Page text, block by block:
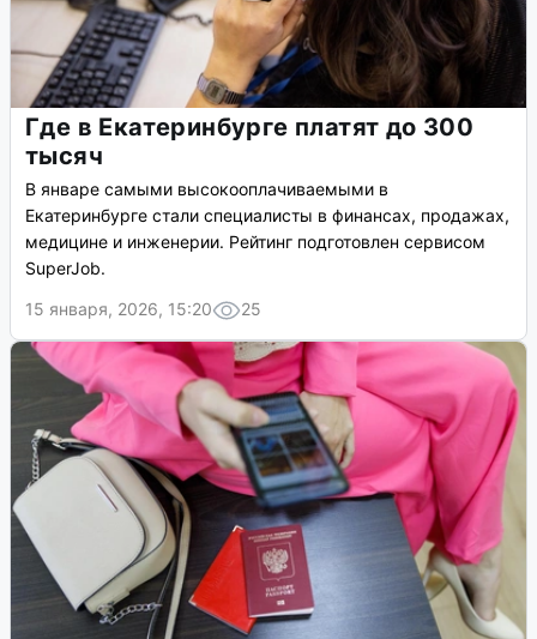
Где в Екатеринбурге платят до 300
тысяч
В январе самыми высокооплачиваемыми в
Екатеринбурге стали специалисты в финансах, продажах,
медицине и инженерии. Рейтинг подготовлен сервисом
SuperJob.
15 января, 2026, 15:20
25